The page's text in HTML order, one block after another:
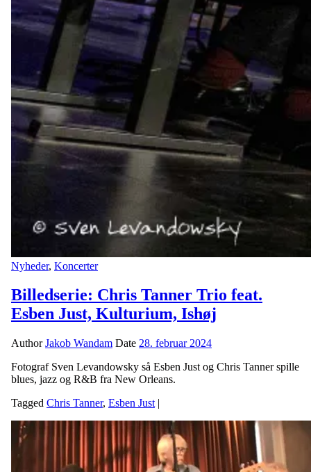
Nyheder, Koncerter
Billedserie: Chris Tanner Trio feat.
Esben Just, Kulturium, Ishøj
AuthorJakob Wandam Date 28. februar 2024
Fotograf Sven Levandowsky så Esben Just og Chris Tanner spille
blues, jazz og R&B fra New Orleans.
Tagged Chris Tanner, Esben Just |